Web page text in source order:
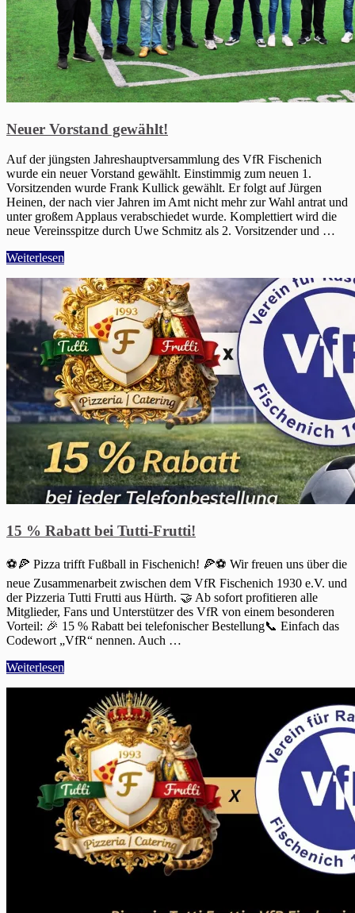
Neuer Vorstand gewählt!
Auf der jüngsten Jahreshauptversammlung des VfR Fischenich
wurde ein neuer Vorstand gewählt. Einstimmig zum neuen 1.
Vorsitzenden wurde Frank Kullick gewählt. Er folgt auf Jürgen
Heinen, der nach vier Jahren im Amt nicht mehr zur Wahl antrat und
unter großem Applaus verabschiedet wurde. Komplettiert wird die
neue Vereinsspitze durch Uwe Schmitz als 2. Vorsitzender und …
Weiterlesen
15 % Rabatt bei Tutti-Frutti!
⚽🍕 Pizza trifft Fußball in Fischenich! 🍕⚽ Wir freuen uns über die
neue Zusammenarbeit zwischen dem VfR Fischenich 1930 e.V. und
der Pizzeria Tutti Frutti aus Hürth. 🤝 Ab sofort profitieren alle
Mitglieder, Fans und Unterstützer des VfR von einem besonderen
Vorteil: 🎉 15 % Rabatt bei telefonischer Bestellung📞 Einfach das
Codewort „VfR“ nennen. Auch …
Weiterlesen